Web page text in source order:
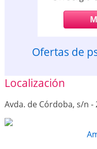
Ofertas de
Localización
Avda. de Córdoba, s/n -